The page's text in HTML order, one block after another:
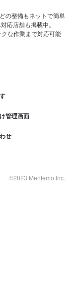
の整備もネットで簡単
応店舗も掲載中。
な作業まで対応可能
管理画面
せ
©2023 Mentemo Inc.